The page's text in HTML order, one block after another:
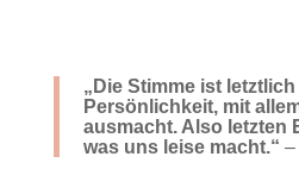
„Die Stimme ist
Persönlichkeit, mit
ausmacht. Also letzten
was uns leise macht.“ –